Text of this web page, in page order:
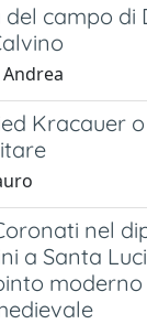
campo di
Andrea
Kracauer
nel
a Santa
moderno